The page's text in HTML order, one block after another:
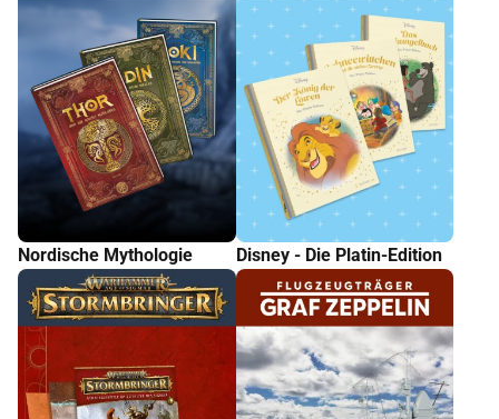
Nordische Mythologie Disney - Die Platin-Edition